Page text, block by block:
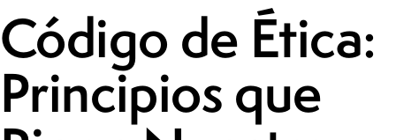
Código de Ética:
Principios que